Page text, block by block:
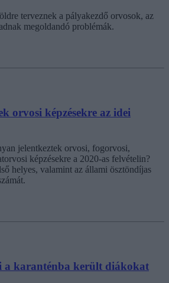
terveznek a pályakezdő orvosok, az
megoldandó problémák.
orvosi képzésekre az idei
jelentkeztek orvosi, fogorvosi,
képzésekre a 2020-as felvételin?
helyes, valamint az állami ösztöndíjas
a karanténba került diákokat